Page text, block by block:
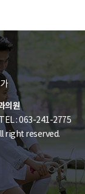
의원
: 063-241-2775
right reserved.